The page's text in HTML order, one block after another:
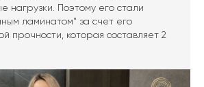
нагрузки. Поэтому его стали
ламинатом" за счет его
прочности, которая составляет 2